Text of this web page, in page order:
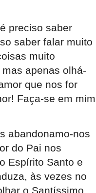
preciso saber
saber falar muito
muito
apenas olhá-
que nos for
Faça-se em mim
abandonamo-nos
do Pai nos
Espírito Santo e
às vezes no
o Santíssimo